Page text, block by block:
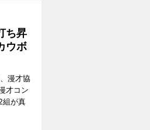
ち昇
ウボ
漫才協
才コン
組が真